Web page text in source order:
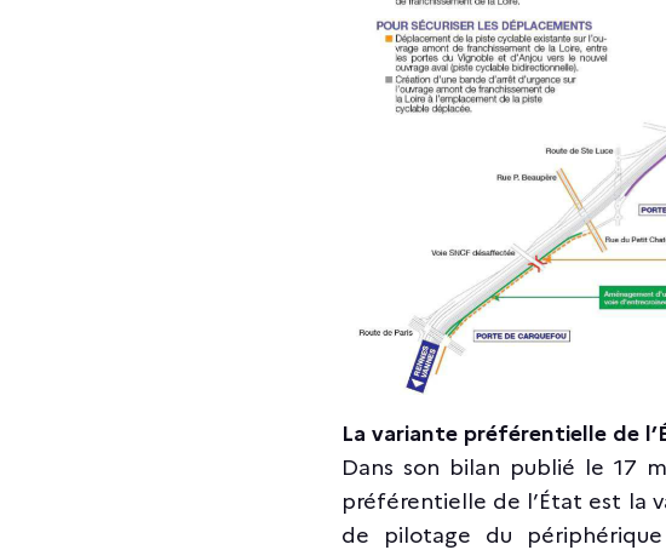
La variante préférentielle de
Dans son bilan publié le 17
préférentielle de l’État est la
de pilotage du